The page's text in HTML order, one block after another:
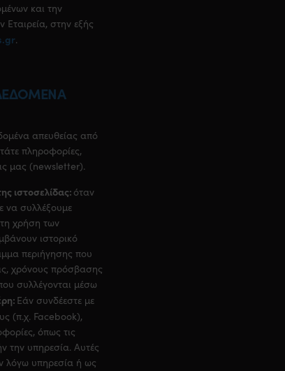
και την
Εταιρεία, στην εξής
.
απευθείας από
πληροφορίες,
μας (newsletter).
ιστοσελίδας: όταν
να συλλέξουμε
χρήση των
ιστορικό
περιήγησης που
χρόνους πρόσβασης
συλλέγονται μέσω
Εάν συνδέεστε με
(π.χ. Facebook),
όπως τις
την υπηρεσία. Αυτές
λόγω υπηρεσία ή ως